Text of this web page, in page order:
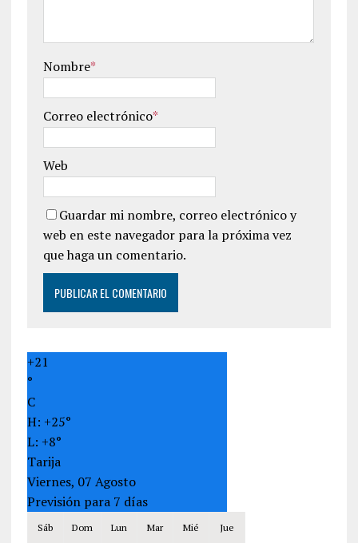
Nombre*
Correo electrónico*
Web
Guardar mi nombre, correo electrónico y
web en este navegador para la próxima vez
que haga un comentario.
+21
°
C
H: +25°
L: +8°
Tarija
Viernes, 07 Agosto
Previsión para 7 días
Sáb Dom Lun Mar Mié Jue